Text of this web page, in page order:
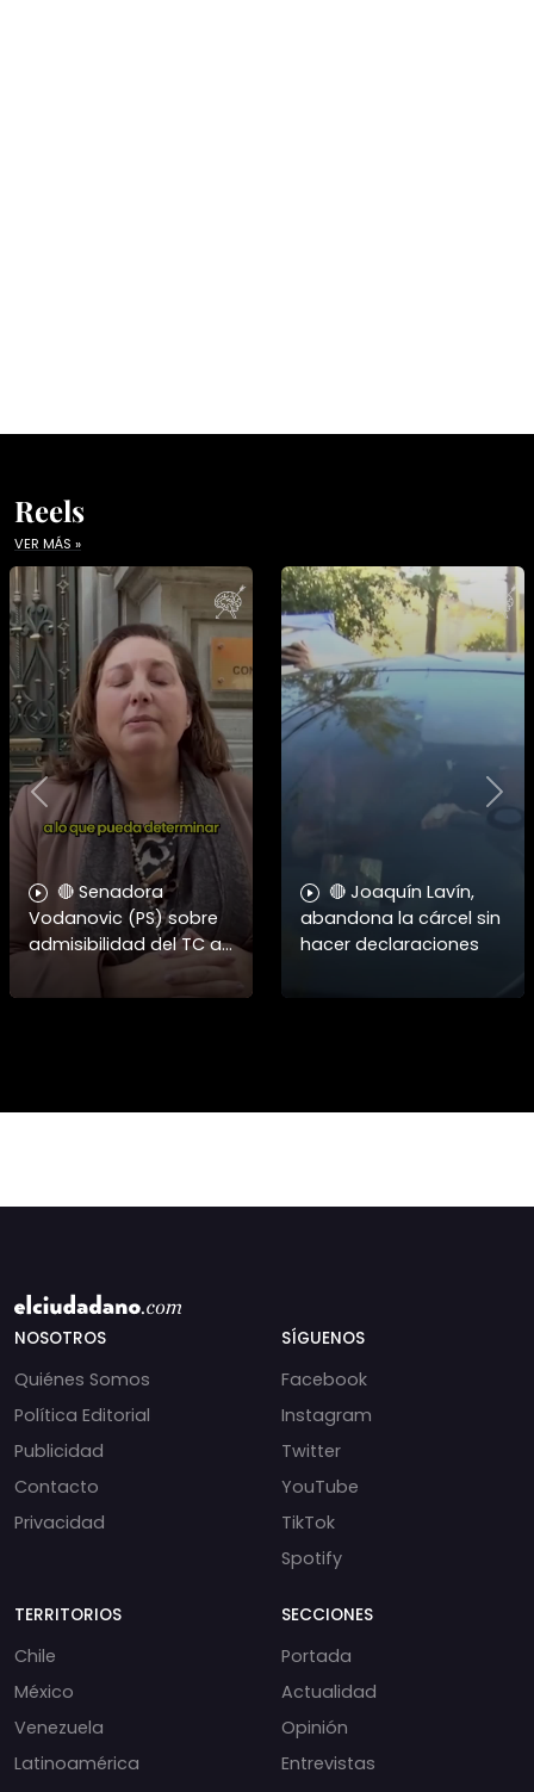
Reels
VER MÁS »
🔴 Senadora
Vodanovic (PS) sobre
admisibilidad del TC a
requerimientos por
megarreforma
🔴 Joaquín Lavín,
abandona la cárcel sin
hacer declaraciones
Previous
NOSOTROS
Quiénes Somos
Política Editorial
Publicidad
Contacto
Privacidad
SÍGUENOS
Facebook
Instagram
Twitter
YouTube
TikTok
Spotify
TERRITORIOS
Chile
México
Venezuela
Latinoamérica
SECCIONES
Portada
Actualidad
Opinión
Entrevistas